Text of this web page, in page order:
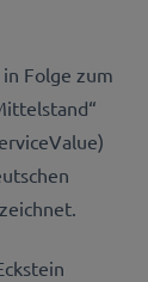
Folge zum